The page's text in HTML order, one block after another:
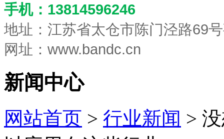
手机：13814596246
地址：江苏省太仓市陈门泾路69
网址：www.bandc.cn
新闻中心
网站首页 > 行业新闻 >